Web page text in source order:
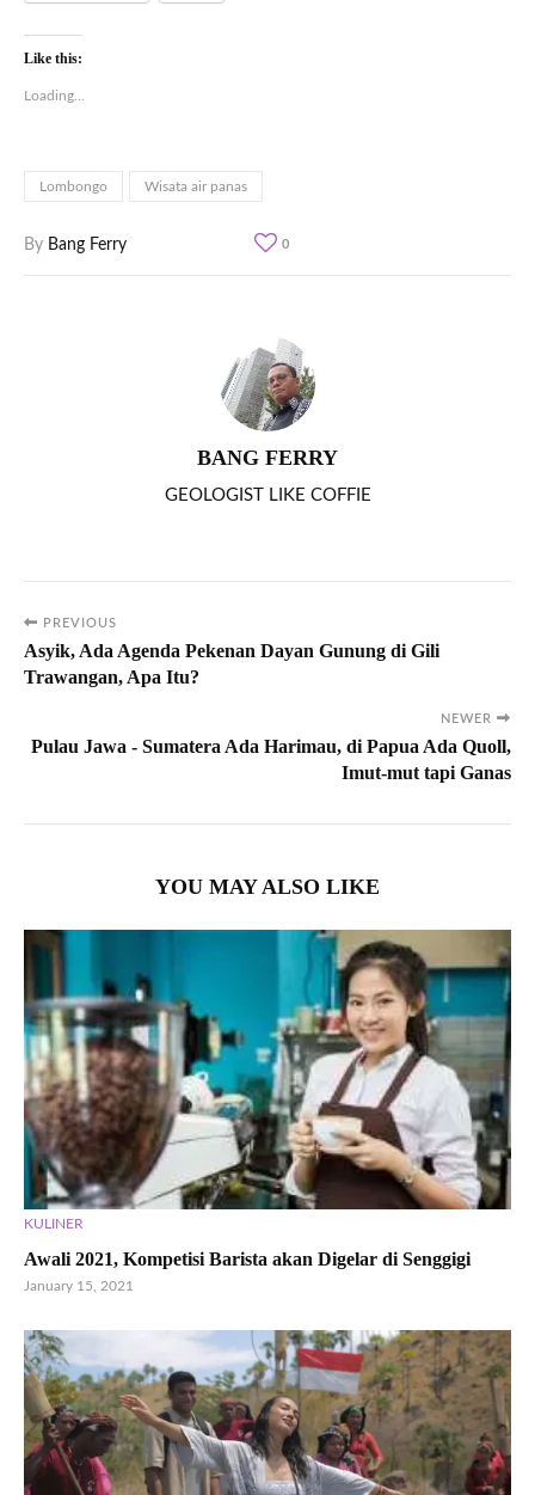
Like this:
Loading...
Lombongo Wisata air panas
By Bang Ferry 0
BANG FERRY
GEOLOGIST LIKE COFFIE
PREVIOUS
Asyik, Ada Agenda Pekenan Dayan Gunung di Gili
Trawangan, Apa Itu?
NEWER
Pulau Jawa - Sumatera Ada Harimau, di Papua Ada Quoll,
Imut-mut tapi Ganas
YOU MAY ALSO LIKE
KULINER
Awali 2021, Kompetisi Barista akan Digelar di Senggigi
January 15, 2021